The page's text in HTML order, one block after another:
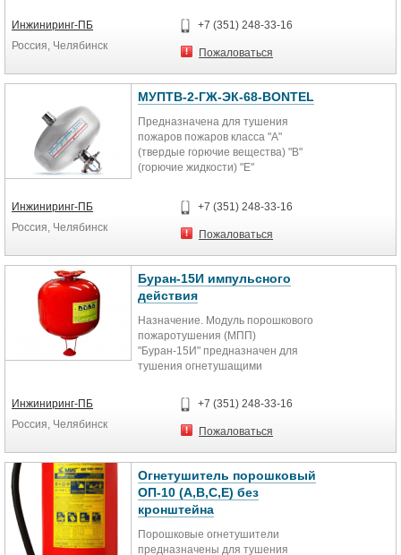
Инжиниринг-ПБ
Россия, Челябинск
+7 (351) 248-33-16
Пожаловаться
МУПТВ-2-ГЖ-ЭК-68-BONTEL
Предназначена для тушения
пожаров пожаров класса "А"
(твердые горючие вещества) "B"
(горючие жидкости) "Е"
находящиеся под...
Инжиниринг-ПБ
Россия, Челябинск
+7 (351) 248-33-16
Пожаловаться
Буран-15И импульсного
действия
Назначение. Модуль порошкового
пожаротушения (МПП)
"Буран-15И" предназначен для
тушения огнетушащими
классов: А -...
Инжиниринг-ПБ
Россия, Челябинск
+7 (351) 248-33-16
Пожаловаться
Огнетушитель порошковый
ОП-10 (A,B,C,Е) без
кронштейна
Порошковые огнетушители
предназначены для тушения